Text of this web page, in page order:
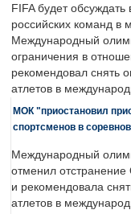
FIFA будет
российских команд в
Международный
ограничения в
рекомендовал снять
атлетов в
МОК "приостановил
спортсменов в
Международный
отменил
и рекомендовала
атлетов в